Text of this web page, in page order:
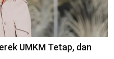
UMKM Tetap, dan